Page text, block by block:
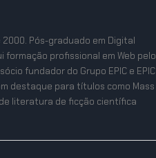
Pós-graduado em Digital
formação profissional em Web pelo
fundador do Grupo EPIC e EPIC
destaque para títulos como Mass
de literatura de ficção científica